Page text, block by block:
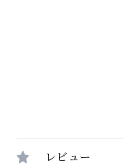
レビュー